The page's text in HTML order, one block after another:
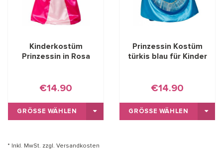
Kinderkostüm
Prinzessin in Rosa
€14.90
GRÖSSE WÄHLEN
Prinzessin Kostüm
türkis blau für Kinder
€14.90
GRÖSSE WÄHLEN
* Inkl. MwSt. zzgl. Versandkosten